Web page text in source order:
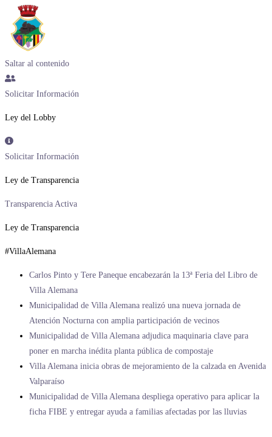
Saltar al contenido
Solicitar Información
Ley del Lobby
Solicitar Información
Ley de Transparencia
Transparencia Activa
Ley de Transparencia
#VillaAlemana
Carlos Pinto y Tere Paneque encabezarán la 13ª Feria del Libro de
Villa Alemana
Municipalidad de Villa Alemana realizó una nueva jornada de
Atención Nocturna con amplia participación de vecinos
Municipalidad de Villa Alemana adjudica maquinaria clave para
poner en marcha inédita planta pública de compostaje
Villa Alemana inicia obras de mejoramiento de la calzada en Avenida
Valparaíso
Municipalidad de Villa Alemana despliega operativo para aplicar la
ficha FIBE y entregar ayuda a familias afectadas por las lluvias